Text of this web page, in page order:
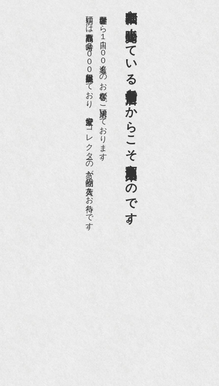
京都祇園で小売販売している
老舗骨董店だからこそ高価買取出来るのです。
世界各国から１日１００名近くのお客様がご来店頂いております。
店頭には買取商品を常時２０００点以上展示販売しており、
愛好家やコレクターの方が品物の入荷をお待ちです。